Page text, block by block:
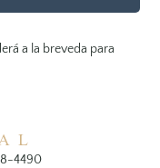
a la breveda para
4490